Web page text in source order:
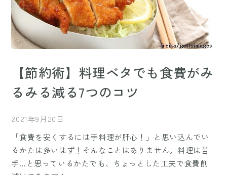
【節約術】料理ベタでも食費がみ
るみる減る7つのコツ
2021年9月20日
「食費を安くするには手料理が肝心！」と思い込んでい
るかたは多いはず！そんなことはありません。料理は苦
手…と思っているかたでも、ちょっとした工夫で食費削